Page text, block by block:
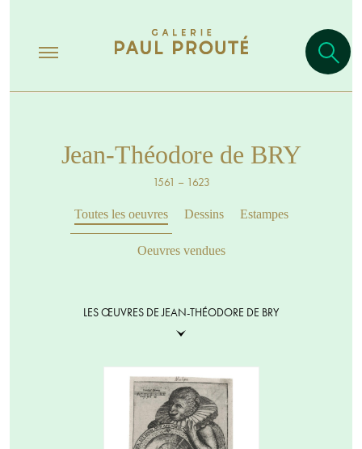
Jean-Théodore de BRY
1561 – 1623
Toutes les oeuvres Dessins Estampes
Oeuvres vendues
LES ŒUVRES DE JEAN-THÉODORE DE BRY